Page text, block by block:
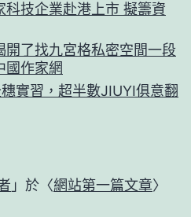
技企業赴港上市 擬籌資
了找九宮格私密空間一段
國作家網
實習，超半數JIUYI俱意翻
」於〈網站第一篇文章〉